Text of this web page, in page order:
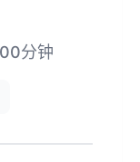
分钟